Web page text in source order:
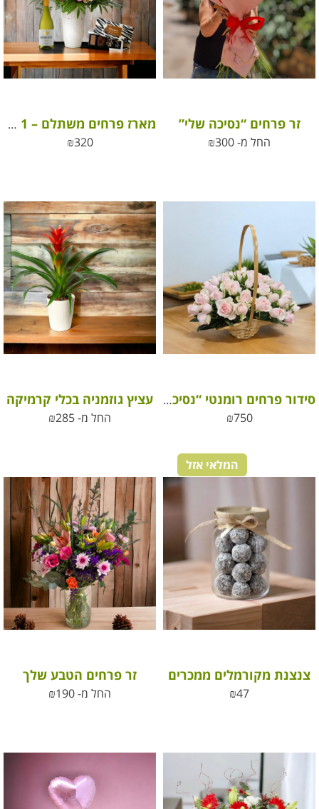
זר פרחים “נסיכה שלי”
החל מ- ₪300
מארז פרחים משתלם – All in 1
₪320
סידור פרחים רומנטי “נסיכה שלי” מוורדים ורודים
₪750
עציץ גוזמניה בכלי קרמיקה
החל מ- ₪285
המלאי אזל
צנצנת מקורמלים ממכרים
₪47
זר פרחים הטבע שלך
החל מ- ₪190